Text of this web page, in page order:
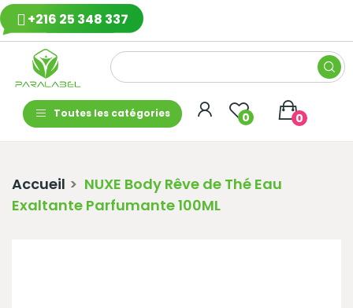
+216 25 348 337
Toutes les catégories 0 0
Accueil
NUXE Body Rêve de Thé Eau
Exaltante Parfumante 100ML